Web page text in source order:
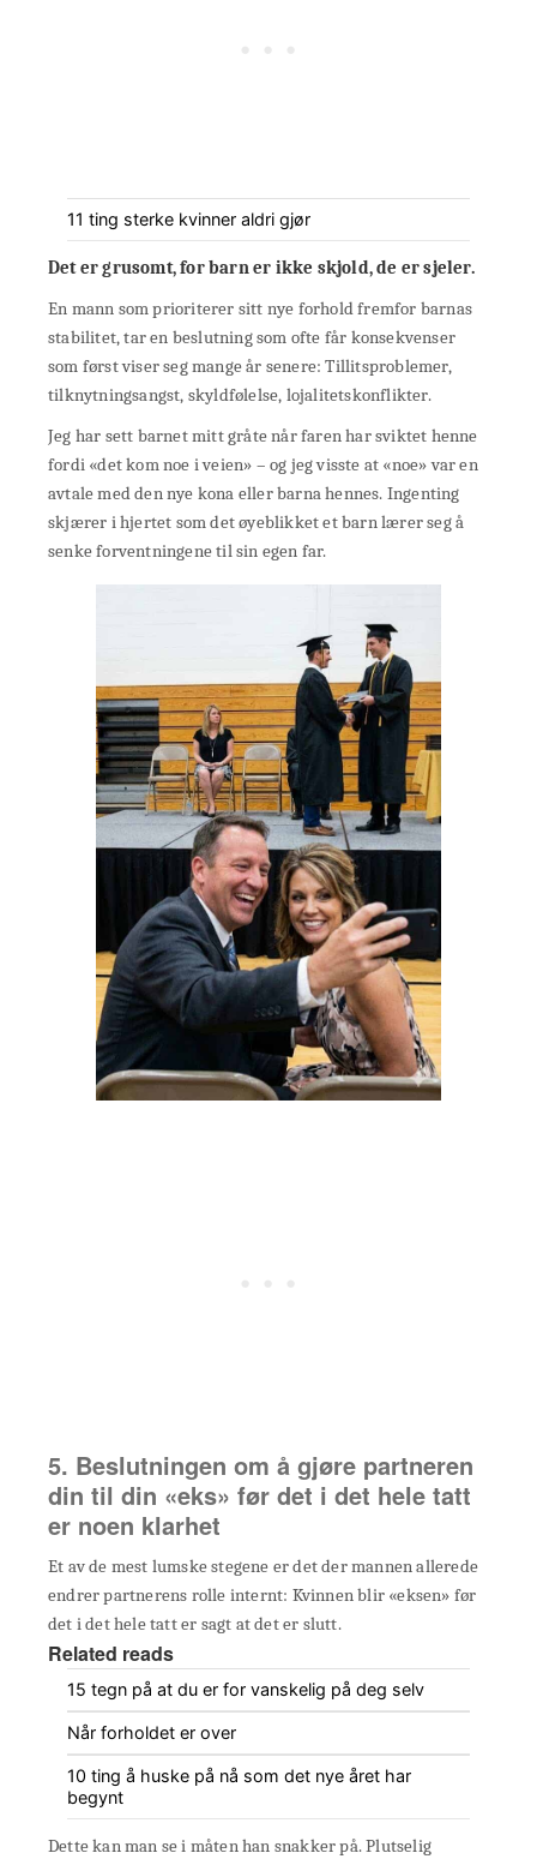
11 ting sterke kvinner aldri gjør
Det er grusomt, for barn er ikke skjold, de er sjeler.
En mann som prioriterer sitt nye forhold fremfor barnas
stabilitet, tar en beslutning som ofte får konsekvenser
som først viser seg mange år senere: Tillitsproblemer,
tilknytningsangst, skyldfølelse, lojalitetskonflikter.
Jeg har sett barnet mitt gråte når faren har sviktet henne
fordi «det kom noe i veien» – og jeg visste at «noe» var en
avtale med den nye kona eller barna hennes. Ingenting
skjærer i hjertet som det øyeblikket et barn lærer seg å
senke forventningene til sin egen far.
5. Beslutningen om å gjøre partneren
din til din «eks» før det i det hele tatt
er noen klarhet
Et av de mest lumske stegene er det der mannen allerede
endrer partnerens rolle internt: Kvinnen blir «eksen» før
det i det hele tatt er sagt at det er slutt.
Related reads
15 tegn på at du er for vanskelig på deg selv
Når forholdet er over
10 ting å huske på nå som det nye året har
begynt
Dette kan man se i måten han snakker på. Plutselig